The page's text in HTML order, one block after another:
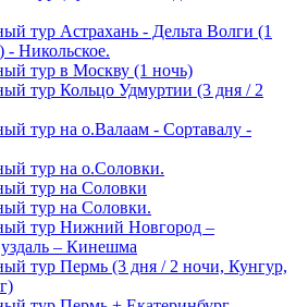
тур Астрахань - Дельта Волги (1
- Никольское.
тур в Москву (1 ночь)
тур Кольцо Удмуртии (3 дня / 2
тур на о.Валаам - Сортавалу -
тур на о.Соловки.
тур на Соловки
тур на Соловки.
тур Нижний Новгород –
– Кинешма
тур Пермь (3 дня / 2 ночи, Кунгур,